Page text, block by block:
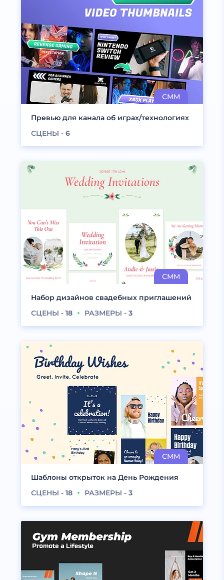
Превью для канала об играх/технологиях
СЦЕНЫ - 6
Набор дизайнов свадебных приглашений
СЦЕНЫ - 18 РАЗМЕРЫ - 3
Шаблоны открыток на День Рождения
СЦЕНЫ - 18 РАЗМЕРЫ - 3